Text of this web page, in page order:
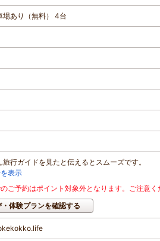
場あり（無料） 4台
旅行ガイドを見たと伝えるとスムーズです。
表示
ご予約はポイント対象外となります。ご注意く
・体験プランを確認する